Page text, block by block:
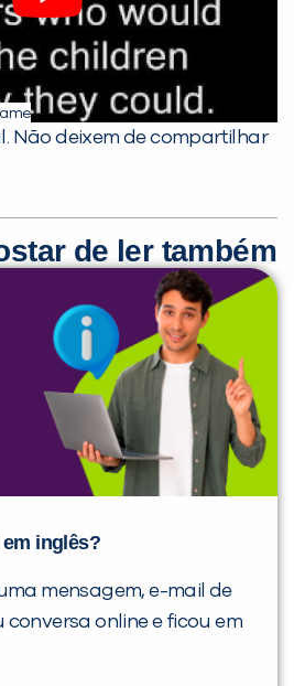
Não deixem de compartilhar
de ler também
inglês?
mensagem, e-mail de
online e ficou em